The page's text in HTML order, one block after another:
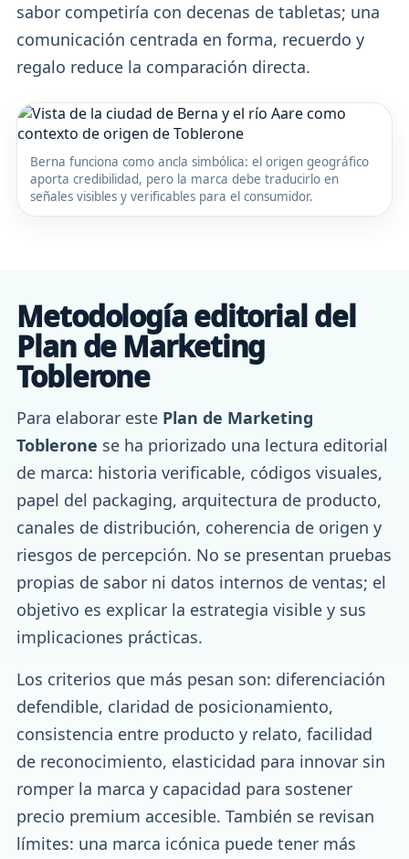
sabor competiría con decenas de tabletas; una
comunicación centrada en forma, recuerdo y
regalo reduce la comparación directa.
Berna funciona como ancla simbólica: el origen geográfico
aporta credibilidad, pero la marca debe traducirlo en
señales visibles y verificables para el consumidor.
Metodología editorial del
Plan de Marketing
Toblerone
Para elaborar este Plan de Marketing
Toblerone se ha priorizado una lectura editorial
de marca: historia verificable, códigos visuales,
papel del packaging, arquitectura de producto,
canales de distribución, coherencia de origen y
riesgos de percepción. No se presentan pruebas
propias de sabor ni datos internos de ventas; el
objetivo es explicar la estrategia visible y sus
implicaciones prácticas.
Los criterios que más pesan son: diferenciación
defendible, claridad de posicionamiento,
consistencia entre producto y relato, facilidad
de reconocimiento, elasticidad para innovar sin
romper la marca y capacidad para sostener
precio premium accesible. También se revisan
límites: una marca icónica puede tener más